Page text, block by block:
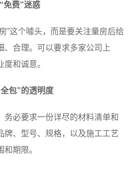
免费”迷惑
”这个噱头，而是要关注量房后给
、合理。可以要求多家公司上
和诚意。
包”的透明度
务必要求一份详尽的材料清单和
牌、型号、规格，以及施工工艺
期限。